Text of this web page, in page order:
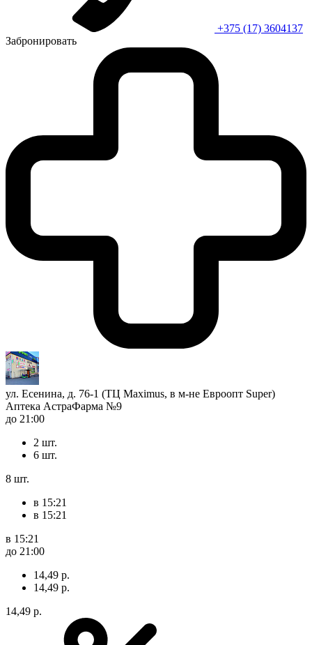
+375 (17) 3604137
Забронировать
ул. Есенина, д. 76-1 (ТЦ Maximus, в м-не Евроопт Super)
Аптека АстраФарма №9
до 21:00
2 шт.
6 шт.
8 шт.
в 15:21
в 15:21
в 15:21
до 21:00
14,49 р.
14,49 р.
14,49 р.